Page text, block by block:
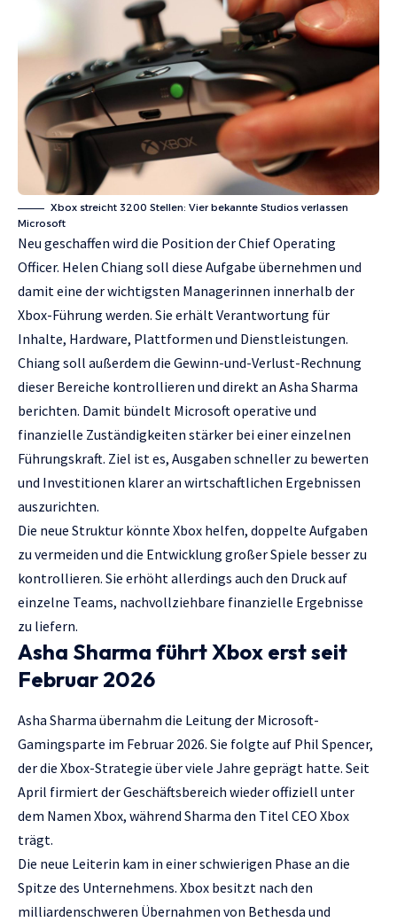
Xbox streicht 3200 Stellen: Vier bekannte Studios verlassen
Microsoft
Neu geschaffen wird die Position der Chief Operating
Officer. Helen Chiang soll diese Aufgabe übernehmen und
damit eine der wichtigsten Managerinnen innerhalb der
Xbox-Führung werden. Sie erhält Verantwortung für
Inhalte, Hardware, Plattformen und Dienstleistungen.
Chiang soll außerdem die Gewinn-und-Verlust-Rechnung
dieser Bereiche kontrollieren und direkt an Asha Sharma
berichten. Damit bündelt Microsoft operative und
finanzielle Zuständigkeiten stärker bei einer einzelnen
Führungskraft. Ziel ist es, Ausgaben schneller zu bewerten
und Investitionen klarer an wirtschaftlichen Ergebnissen
auszurichten.
Die neue Struktur könnte Xbox helfen, doppelte Aufgaben
zu vermeiden und die Entwicklung großer Spiele besser zu
kontrollieren. Sie erhöht allerdings auch den Druck auf
einzelne Teams, nachvollziehbare finanzielle Ergebnisse
zu liefern.
Asha Sharma führt Xbox erst seit
Februar 2026
Asha Sharma übernahm die Leitung der Microsoft-
Gamingsparte im Februar 2026. Sie folgte auf Phil Spencer,
der die Xbox-Strategie über viele Jahre geprägt hatte. Seit
April firmiert der Geschäftsbereich wieder offiziell unter
dem Namen Xbox, während Sharma den Titel CEO Xbox
trägt.
Die neue Leiterin kam in einer schwierigen Phase an die
Spitze des Unternehmens. Xbox besitzt nach den
milliardenschweren Übernahmen von Bethesda und